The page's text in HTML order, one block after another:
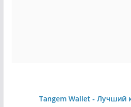
Tangem Wallet - Лучший